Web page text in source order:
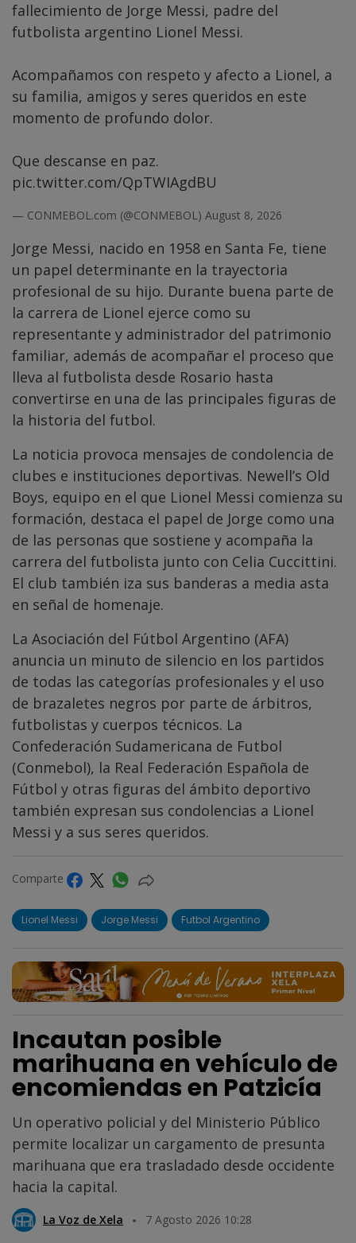
fallecimiento de Jorge Messi, padre del
futbolista argentino Lionel Messi.
Acompañamos con respeto y afecto a Lionel, a
su familia, amigos y seres queridos en este
momento de profundo dolor.
Que descanse en paz.
pic.twitter.com/QpTWIAgdBU
— CONMEBOL.com (@CONMEBOL) August 8, 2026
Jorge Messi, nacido en 1958 en Santa Fe, tiene
un papel determinante en la trayectoria
profesional de su hijo. Durante buena parte de
la carrera de Lionel ejerce como su
representante y administrador del patrimonio
familiar, además de acompañar el proceso que
lleva al futbolista desde Rosario hasta
convertirse en una de las principales figuras de
la historia del futbol.
La noticia provoca mensajes de condolencia de
clubes e instituciones deportivas. Newell’s Old
Boys, equipo en el que Lionel Messi comienza su
formación, destaca el papel de Jorge como una
de las personas que sostiene y acompaña la
carrera del futbolista junto con Celia Cuccittini.
El club también iza sus banderas a media asta
en señal de homenaje.
La Asociación del Fútbol Argentino (AFA)
anuncia un minuto de silencio en los partidos
de todas las categorías profesionales y el uso
de brazaletes negros por parte de árbitros,
futbolistas y cuerpos técnicos. La
Confederación Sudamericana de Futbol
(Conmebol), la Real Federación Española de
Fútbol y otras figuras del ámbito deportivo
también expresan sus condolencias a Lionel
Messi y a sus seres queridos.
Comparte
Lionel Messi Jorge Messi Futbol Argentino
Incautan posible
marihuana en vehículo de
encomiendas en Patzicía
Un operativo policial y del Ministerio Público
permite localizar un cargamento de presunta
marihuana que era trasladado desde occidente
hacia la capital.
La Voz de Xela 7 Agosto 2026 10:28